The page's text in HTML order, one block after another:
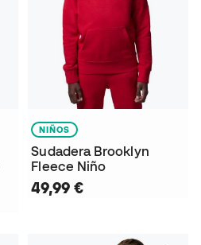
NIÑOS
Sudadera Brooklyn
Fleece Niño
49,99 €